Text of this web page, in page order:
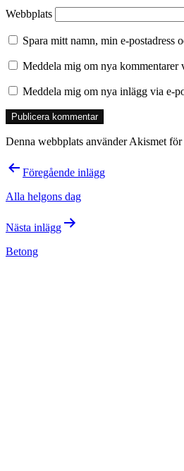
Webbplats
Spara mitt namn, min e-postadress
Meddela mig om nya kommentarer
Meddela mig om nya inlägg via e-
Denna webbplats använder Akismet
Inläggsnavigering
Föregående inlägg
Alla helgons dag
Nästa inlägg
Betong